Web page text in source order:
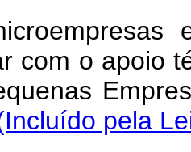
com o apoio
pela